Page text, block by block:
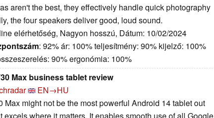
aren't the best, they effectively handle quick photography
the four speakers deliver good, loud sound.
elérhetőség, Nagyon hosszú, Dátum: 10/02/2024
: 92% ár: 100% teljesítmény: 90% kijelző: 100%
90% ergonómia: 100%
Max business tablet review
EN→HU
Max might not be the most powerful Android 14 tablet out